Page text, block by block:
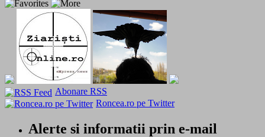
Abonare RSS
Roncea.ro pe Twitter
Alerte si informatii prin e-mail